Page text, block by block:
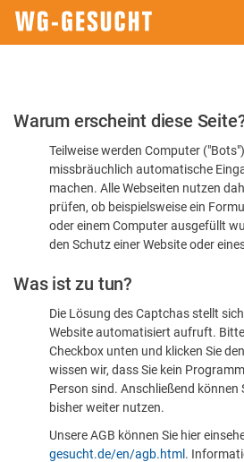
Bitte
dass
sind
Warum erscheint diese
Teilweise werden Computer
missbräuchlich automatische
machen. Alle Webseiten nutzen
prüfen, ob beispielsweise ein
oder einem Computer ausgefüllt
den Schutz einer Website oder
Was ist zu tun?
Die Lösung des Captchas stellt
Website automatisiert aufruft.
Checkbox unten und klicken Sie
wissen wir, dass Sie kein
Person sind. Anschließend können
bisher weiter nutzen.
Unsere AGB können Sie hier
gesucht.de/en/agb.html .